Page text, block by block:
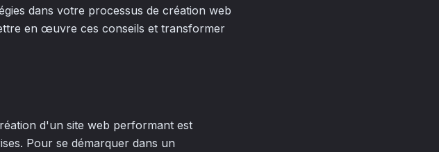
dans votre processus de création web
en œuvre ces conseils et transformer
d'un site web performant est
Pour se démarquer dans un